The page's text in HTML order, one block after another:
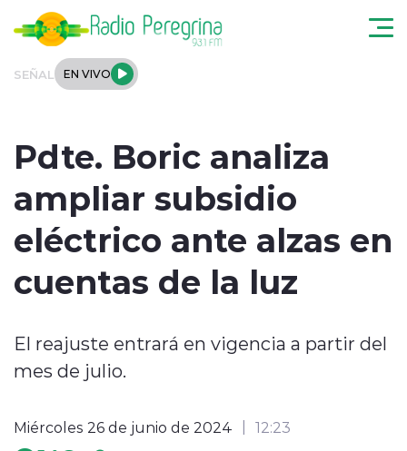
SEÑAL EN VIVO
Tendencias
Deportes
Programación
Pdte. Boric analiza
ampliar subsidio
eléctrico ante alzas en
cuentas de la luz
El reajuste entrará en vigencia a partir del
mes de julio.
Miércoles 26 de junio de 2024 12:23